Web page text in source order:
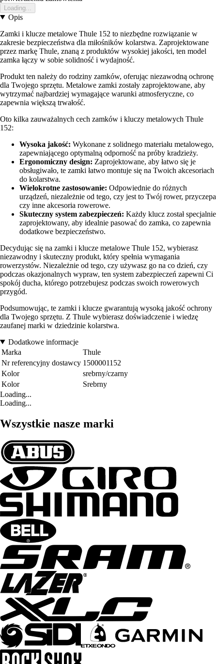
Loading...
Opis
Zamki i klucze metalowe Thule 152 to niezbędne rozwiązanie w
zakresie bezpieczeństwa dla miłośników kolarstwa. Zaprojektowane
przez markę Thule, znaną z produktów wysokiej jakości, ten model
zamka łączy w sobie solidność i wydajność.
Produkt ten należy do rodziny zamków, oferując niezawodną ochronę
dla Twojego sprzętu. Metalowe zamki zostały zaprojektowane, aby
wytrzymać najbardziej wymagające warunki atmosferyczne, co
zapewnia większą trwałość.
Oto kilka zauważalnych cech zamków i kluczy metalowych Thule
152:
Wysoka jakość: Wykonane z solidnego materiału metalowego,
zapewniającego optymalną odporność na próby kradzieży.
Ergonomiczny design: Zaprojektowane, aby łatwo się je
obsługiwało, te zamki łatwo montuje się na Twoich akcesoriach
do kolarstwa.
Wielokrotne zastosowanie: Odpowiednie do różnych
urządzeń, niezależnie od tego, czy jest to Twój rower, przyczepa
czy inne akcesoria rowerowe.
Skuteczny system zabezpieczeń: Każdy klucz został specjalnie
zaprojektowany, aby idealnie pasować do zamka, co zapewnia
dodatkowe bezpieczeństwo.
Decydując się na zamki i klucze metalowe Thule 152, wybierasz
niezawodny i skuteczny produkt, który spełnia wymagania
rowerzystów. Niezależnie od tego, czy używasz go na co dzień, czy
podczas okazjonalnych wypraw, ten system zabezpieczeń zapewni Ci
spokój ducha, którego potrzebujesz podczas swoich rowerowych
przygód.
Podsumowując, te zamki i klucze gwarantują wysoką jakość ochrony
dla Twojego sprzętu. Z Thule wybierasz doświadczenie i wiedzę
zaufanej marki w dziedzinie kolarstwa.
Dodatkowe informacje
Marka
Thule
Nr referencyjny dostawcy 1500001152
Kolor
srebrny/czarny
Kolor
Srebrny
Loading...
Loading...
Wszystkie nasze marki